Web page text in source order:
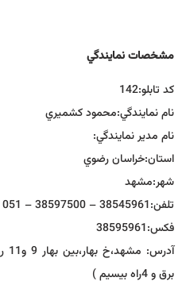
مشخصات نمايندگي
كد تابلو:142
نام نمايندگي:محمود كشميري
نام مدير نمايندگي:
استان:خراسان رضوي
شهر:مشهد
تلفن:38545961 – 38597500 – 051
فكس:38595961
آدرس:
برق و 4راه بيسيم )